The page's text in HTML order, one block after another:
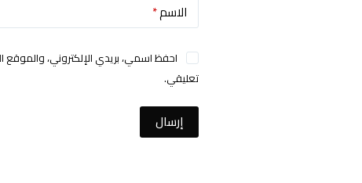
الاسم*
احفظ اسمي، بريدي الإلكتروني، والموقع
تعليقي.
إرسال